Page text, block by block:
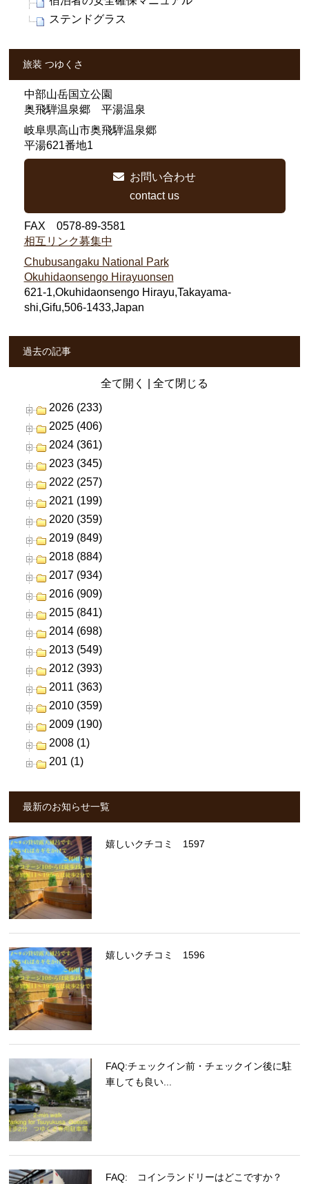
ステンドグラス
旅装 つゆくさ
中部山岳国立公園
奥飛騨温泉郷 平湯温泉
岐阜県高山市奥飛騨温泉郷
平湯621番地1
お問い合わせ
contact us
FAX 0578-89-3581
相互リンク募集中
Chubusangaku National Park
Okuhidaonsengo Hirayuonsen
621-1,Okuhidaonsengo Hirayu,Takayama-
shi,Gifu,506-1433,Japan
過去の記事
全て開く 全て閉じる
2026 (233)
2025 (406)
2024 (361)
2023 (345)
2022 (257)
2021 (199)
2020 (359)
2019 (849)
2018 (884)
2017 (934)
2016 (909)
2015 (841)
2014 (698)
2013 (549)
2012 (393)
2011 (363)
2010 (359)
2009 (190)
2008 (1)
201 (1)
最新のお知らせ一覧
嬉しいクチコミ 1597
嬉しいクチコミ 1596
FAQ:チェックイン前・チェックイン後に駐
車しても良い...
FAQ: コインランドリーはどこですか？